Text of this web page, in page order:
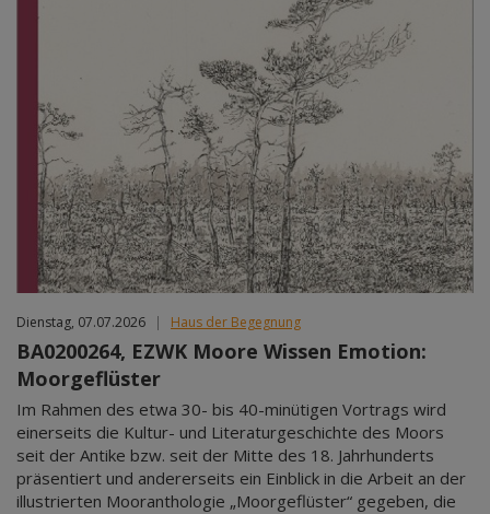
Dienstag, 07.07.2026 | Haus der Begegnung
BA0200264, EZWK Moore Wissen Emotion:
Moorgeflüster
Im Rahmen des etwa 30- bis 40-minütigen Vortrags wird
einerseits die Kultur- und Literaturgeschichte des Moors
seit der Antike bzw. seit der Mitte des 18. Jahrhunderts
präsentiert und andererseits ein Einblick in die Arbeit an der
illustrierten Mooranthologie „Moorgeflüster“ gegeben, die